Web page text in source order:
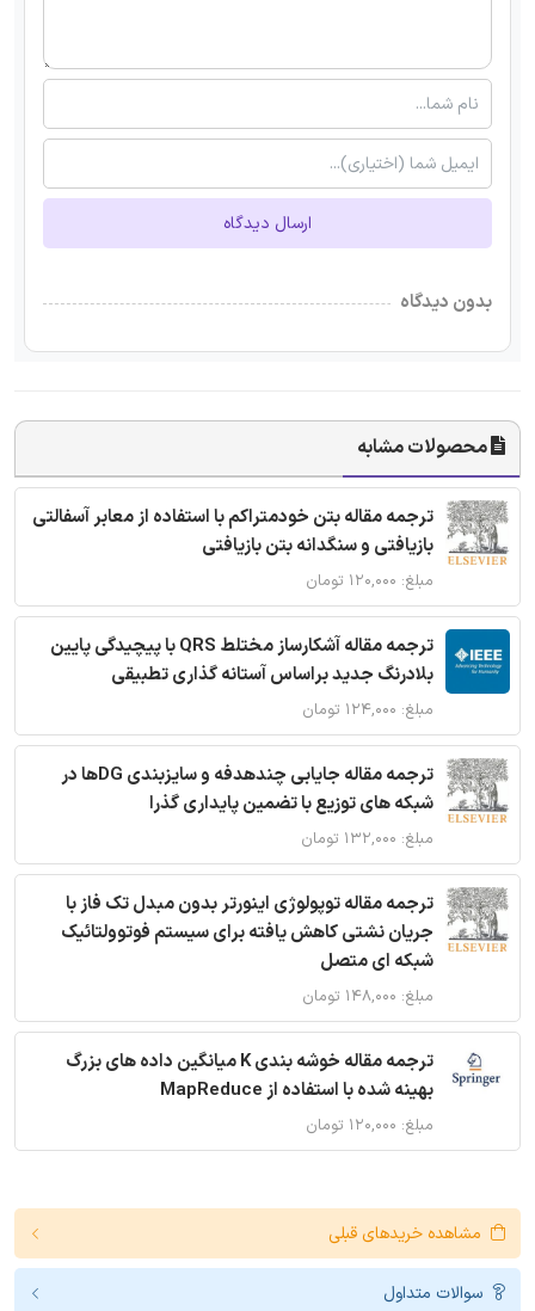
ارسال دیدگاه
بدون دیدگاه
محصولات مشابه
ترجمه مقاله بتن خودمتراکم با استفاده از معابر آسفالتی
بازیافتی و سنگدانه بتن بازیافتی
مبلغ: ۱۲۰,۰۰۰ تومان
ترجمه مقاله آشکارساز مختلط QRS با پیچیدگی پایین
بلادرنگ جدید براساس آستانه گذاری تطبیقی
مبلغ: ۱۲۴,۰۰۰ تومان
ترجمه مقاله جایابی چندهدفه و سایزبندی DGها در
شبکه های توزیع با تضمین پایداری گذرا
مبلغ: ۱۳۲,۰۰۰ تومان
ترجمه مقاله توپولوژی اینورتر بدون مبدل تک فاز با
جریان نشتی کاهش یافته برای سیستم فوتوولتائیک
شبکه ای متصل
مبلغ: ۱۴۸,۰۰۰ تومان
ترجمه مقاله خوشه بندی K میانگین داده های بزرگ
بهینه شده با استفاده از MapReduce
مبلغ: ۱۲۰,۰۰۰ تومان
مشاهده خریدهای قبلی
سوالات متداول